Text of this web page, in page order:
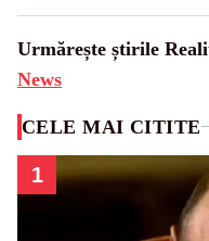
Urmărește știrile
News
CELE MAI CITITE
1